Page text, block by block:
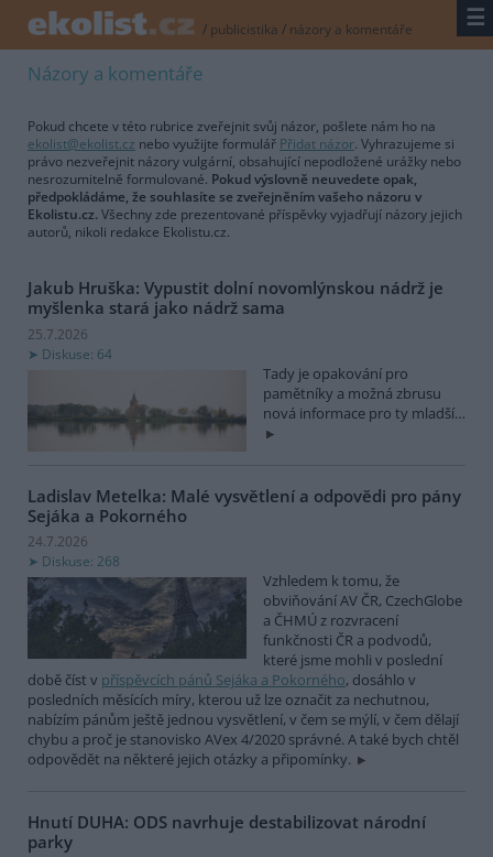
/ publicistika / názory a komentáře ☰
Názory a komentáře
Pokud chcete v této rubrice zveřejnit svůj názor, pošlete nám ho na
ekolist@ekolist.cz nebo využijte formulář Přidat názor. Vyhrazujeme si
právo nezveřejnit názory vulgární, obsahující nepodložené urážky nebo
nesrozumitelně formulované. Pokud výslovně neuvedete opak,
předpokládáme, že souhlasíte se zveřejněním vašeho názoru v
Ekolistu.cz. Všechny zde prezentované příspěvky vyjadřují názory jejich
autorů, nikoli redakce Ekolistu.cz.
Jakub Hruška: Vypustit dolní novomlýnskou nádrž je
myšlenka stará jako nádrž sama
25.7.2026
Diskuse: 64
Tady je opakování pro
pamětníky a možná zbrusu
nová informace pro ty mladší…
Ladislav Metelka: Malé vysvětlení a odpovědi pro pány
Sejáka a Pokorného
24.7.2026
Diskuse: 268
Vzhledem k tomu, že
obviňování AV ČR, CzechGlobe
a ČHMÚ z rozvracení
funkčnosti ČR a podvodů,
které jsme mohli v poslední
době číst v příspěvcích pánů Sejáka a Pokorného, dosáhlo v
posledních měsících míry, kterou už lze označit za nechutnou,
nabízím pánům ještě jednou vysvětlení, v čem se mýlí, v čem dělají
chybu a proč je stanovisko AVex 4/2020 správné. A také bych chtěl
odpovědět na některé jejich otázky a připomínky.
Hnutí DUHA: ODS navrhuje destabilizovat národní
parky